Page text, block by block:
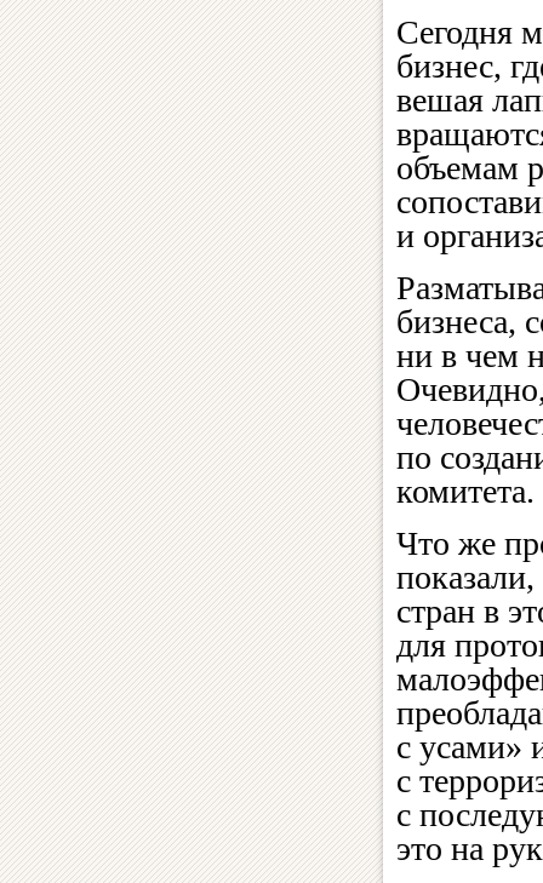
Сегодня
бизнес,
вешая
объемам
и
бизнеса,
ни в чем
по
комитета.
Что же
стран в
для
с усами»
с
с
это на